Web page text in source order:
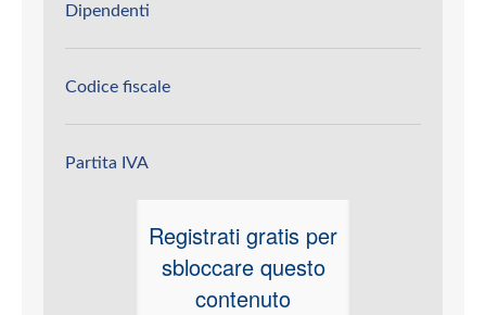
Dipendenti
Codice fiscale
Partita IVA
Registrati gratis per
sbloccare questo
contenuto